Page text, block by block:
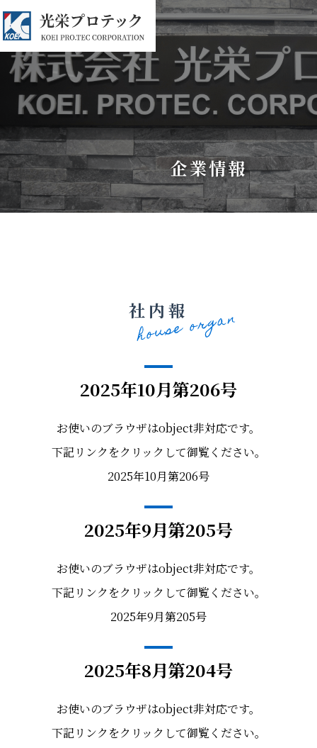
企業情報
社内報
2025年10月第206号
お使いのブラウザはobject非対応です。
下記リンクをクリックして御覧ください。
2025年10月第206号
2025年9月第205号
お使いのブラウザはobject非対応です。
下記リンクをクリックして御覧ください。
2025年9月第205号
2025年8月第204号
お使いのブラウザはobject非対応です。
下記リンクをクリックして御覧ください。